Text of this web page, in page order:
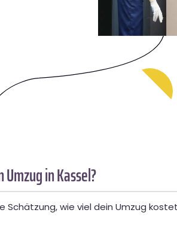
in Kassel?
wie viel dein Umzug